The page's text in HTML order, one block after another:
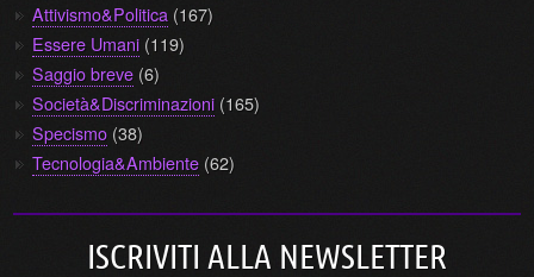
Attivismo&Politica (167)
Essere Umani (119)
Saggio breve (6)
Società&Discriminazioni (165)
Specismo (38)
Tecnologia&Ambiente (62)
ISCRIVITI ALLA NEWSLETTER